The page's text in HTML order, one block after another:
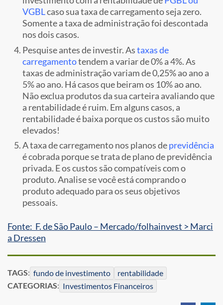
VGBLcaso sua taxa de carregamento seja zero.
Somente a taxa de administração foi descontada
nos dois casos.
Pesquise antes de investir. Astaxas de
carregamentotendem a variar de 0% a 4%. As
taxas de administração variam de 0,25% ao ano a
5% ao ano. Há casos que beiram os 10% ao ano.
Não exclua produtos da sua carteira avaliando que
a rentabilidade é ruim. Em alguns casos, a
rentabilidade é baixa porque os custos são muito
elevados!
A taxa de carregamento nos planos deprevidência
é cobrada porque se trata de plano de previdência
privada. E os custos são compatíveis com o
produto. Analise se você está comprando o
produto adequado para os seus objetivos
pessoais.
Fonte: F. de São Paulo – Mercado/folhainvest > Marci
a Dressen
TAGS: fundo de investimento
rentabilidade
CATEGORIAS: Investimentos Financeiros